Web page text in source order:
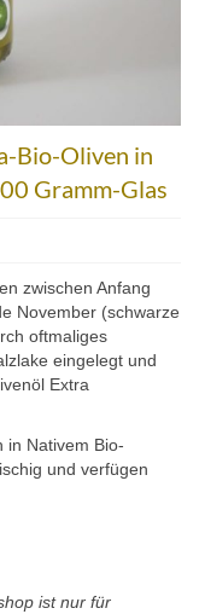
13.00 Uhr)
Bio-Oliven in
Gramm-Glas
zwischen Anfang
November (schwarze
oftmaliges
eingelegt und
Extra
in Nativem Bio-
und verfügen
ist nur für